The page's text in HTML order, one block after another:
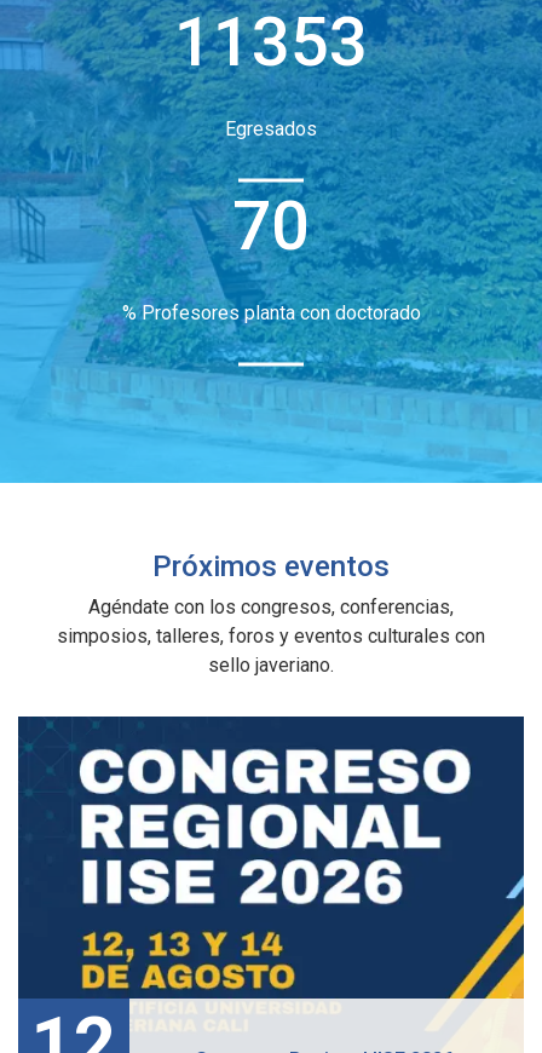
11353
Egresados
70
% Profesores planta con doctorado
Próximos eventos
Agéndate con los congresos, conferencias,
simposios, talleres, foros y eventos culturales con
sello javeriano.